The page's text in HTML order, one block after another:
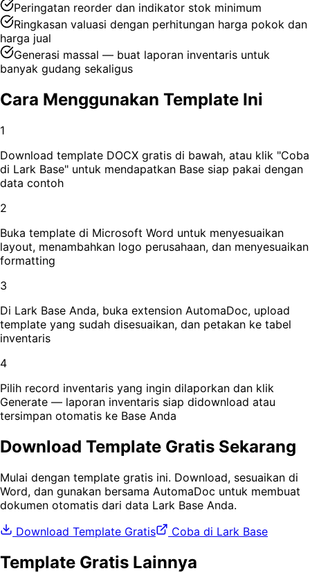
Peringatan reorder dan indikator stok minimum
Ringkasan valuasi dengan perhitungan harga pokok dan
harga jual
Generasi massal — buat laporan inventaris untuk
banyak gudang sekaligus
Cara Menggunakan Template Ini
1
Download template DOCX gratis di bawah, atau klik "Coba
di Lark Base" untuk mendapatkan Base siap pakai dengan
data contoh
2
Buka template di Microsoft Word untuk menyesuaikan
layout, menambahkan logo perusahaan, dan menyesuaikan
formatting
3
Di Lark Base Anda, buka extension AutomaDoc, upload
template yang sudah disesuaikan, dan petakan ke tabel
inventaris
4
Pilih record inventaris yang ingin dilaporkan dan klik
Generate — laporan inventaris siap didownload atau
tersimpan otomatis ke Base Anda
Download Template Gratis Sekarang
Mulai dengan template gratis ini. Download, sesuaikan di
Word, dan gunakan bersama AutomaDoc untuk membuat
dokumen otomatis dari data Lark Base Anda.
Download Template Gratis
Coba di Lark Base
Template Gratis Lainnya